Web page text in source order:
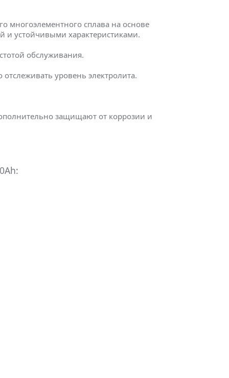
многоэлементного сплава на основе
и устойчивыми характеристиками.
обслуживания.
уровень электролита.
защищают от коррозии и